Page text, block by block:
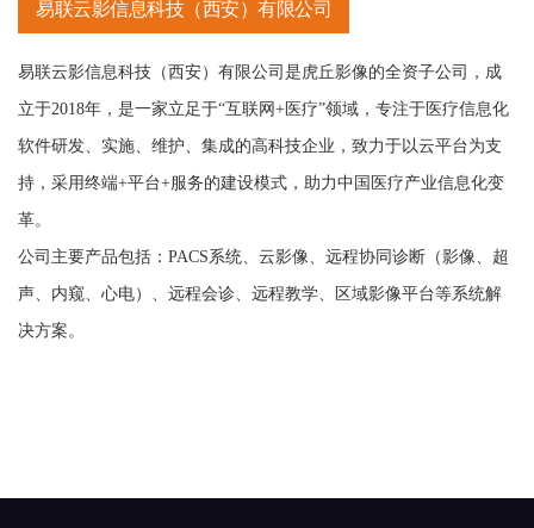
易联云影信息科技（西安）有限公司
易联云影信息科技（西安）有限公司是虎丘影像的全资子公司，成
立于2018年，是一家立足于“互联网+医疗”领域，专注于医疗信息化
软件研发、实施、维护、集成的高科技企业，致力于以云平台为支
持，采用终端+平台+服务的建设模式，助力中国医疗产业信息化变
革。
公司主要产品包括：PACS系统、云影像、远程协同诊断（影像、超
声、内窥、心电）、远程会诊、远程教学、区域影像平台等系统解
决方案。